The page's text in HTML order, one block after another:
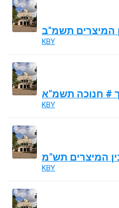
המיצרים תשמ"ב
KBY
# חנוכה תשמ"א
KBY
המיצרים תש"מ
KBY